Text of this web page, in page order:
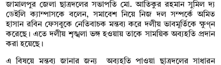
জামালপুর জেলা ছাত্রদলের সভাপতি মো. আতিকুর রহমান সুমিল দ্য
ডেইলি ক্যাম্পাসকে বলেন, সমাবেশ নিয়ে নিজ দল সম্পর্কে অমিত
হাসান রবিন ফেসবুকে নেতিবাচক মন্তব্য করে দলীয় ভাবমূর্তিকে ক্ষুণ্ন
করেছে। এতে দলীয় শৃঙ্খলা ভঙ্গ হওয়ায় তাকে সাময়িক অব্যহতি প্রদান
করা হয়েছে।
এ বিষয়ে মন্তব্য জানার জন্য অব্যহতি পাওয়া ছাত্রদলের সাধারন